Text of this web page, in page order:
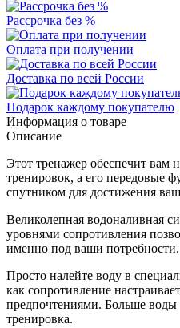
Рассрочка без %
Оплата при получении
Доставка по всей России
Подарок каждому покупателю
Информация о товаре
Описание
Этот тренажер обеспечит вам
тренировок, а его передовые
спутником для достижения
Великолепная водоналивная
уровнями сопротивления
именно под ваши потребности.
Просто налейте воду в
как сопротивление
предпочтениями. Больше воды
тренировка.